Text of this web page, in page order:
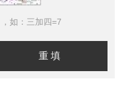
如：三加四=7